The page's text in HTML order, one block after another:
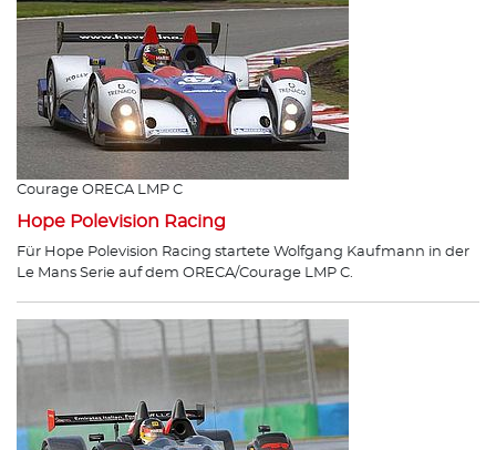
Courage ORECA LMP C
Hope Polevision Racing
Für Hope Polevision Racing startete Wolfgang Kaufmann in der
Le Mans Serie auf dem ORECA/Courage LMP C.